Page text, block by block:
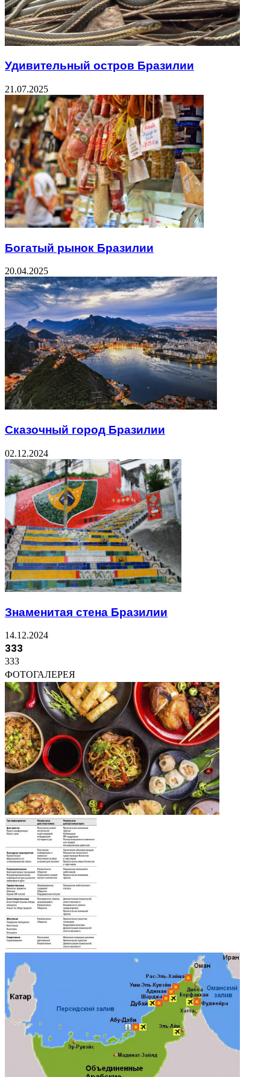
Удивительный остров Бразилии
21.07.2025
Богатый рынок Бразилии
20.04.2025
Сказочный город Бразилии
02.12.2024
Знаменитая стена Бразилии
14.12.2024
333
333
ФОТОГАЛЕРЕЯ